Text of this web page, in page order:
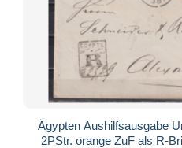
Ägypten Aushilfsausgabe
2PStr. orange ZuF als R-